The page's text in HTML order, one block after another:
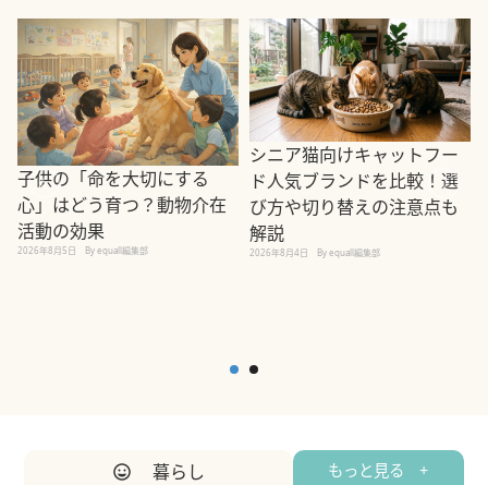
子供の「命を大切にする
心」はどう育つ？動物介在
活動の効果
2026年8月5日 By equall編集部
シニア猫向けキャットフー
ド人気ブランドを比較！選
び方や切り替えの注意点も
解説
2026年8月4日 By equall編集部
暮らし もっと見る +